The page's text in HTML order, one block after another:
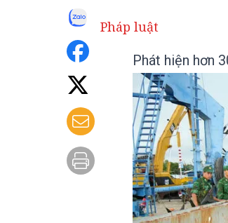
Pháp luật
Phát hiện hơn